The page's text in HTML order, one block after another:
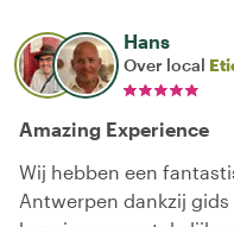
Hans
Over local
Amazing Experience
Wij hebben een
Antwerpen dankzij